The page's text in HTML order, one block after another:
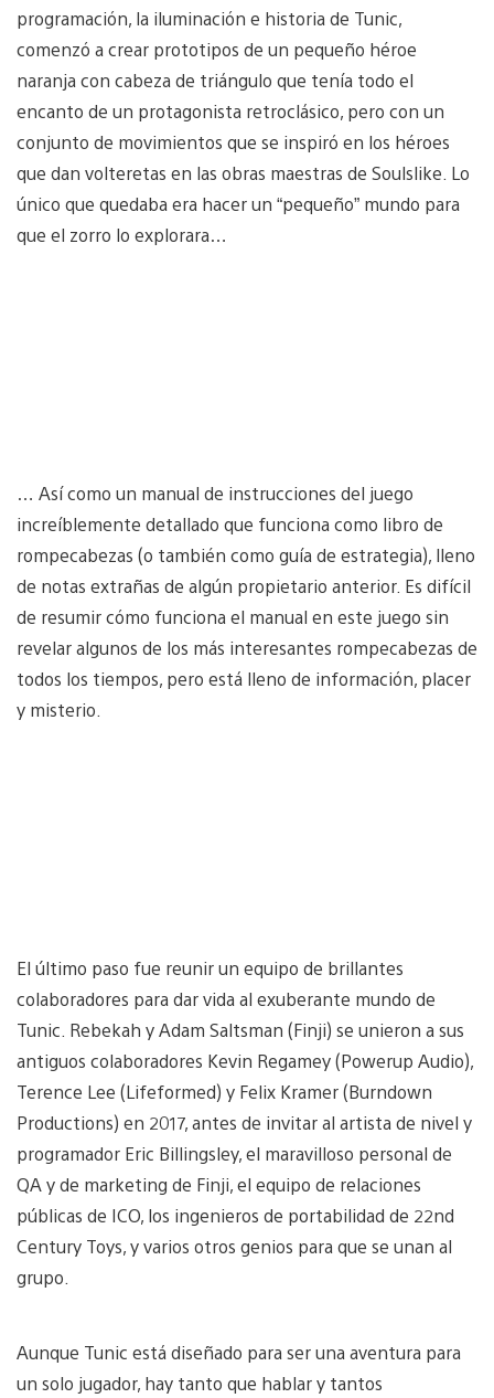
programación, la iluminación e historia de Tunic,
comenzó a crear prototipos de un pequeño héroe
naranja con cabeza de triángulo que tenía todo el
encanto de un protagonista retroclásico, pero con un
conjunto de movimientos que se inspiró en los héroes
que dan volteretas en las obras maestras de Soulslike. Lo
único que quedaba era hacer un “pequeño” mundo para
que el zorro lo explorara…
… Así como un manual de instrucciones del juego
increíblemente detallado que funciona como libro de
rompecabezas (o también como guía de estrategia), lleno
de notas extrañas de algún propietario anterior. Es difícil
de resumir cómo funciona el manual en este juego sin
revelar algunos de los más interesantes rompecabezas de
todos los tiempos, pero está lleno de información, placer
y misterio.
El último paso fue reunir un equipo de brillantes
colaboradores para dar vida al exuberante mundo de
Tunic. Rebekah y Adam Saltsman (Finji) se unieron a sus
antiguos colaboradores Kevin Regamey (Powerup Audio),
Terence Lee (Lifeformed) y Felix Kramer (Burndown
Productions) en 2017, antes de invitar al artista de nivel y
programador Eric Billingsley, el maravilloso personal de
QA y de marketing de Finji, el equipo de relaciones
públicas de ICO, los ingenieros de portabilidad de 22nd
Century Toys, y varios otros genios para que se unan al
grupo.
Aunque Tunic está diseñado para ser una aventura para
un solo jugador, hay tanto que hablar y tantos